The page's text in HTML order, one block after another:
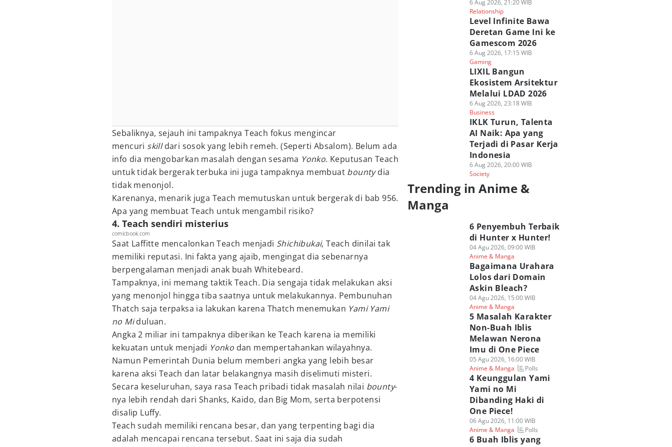
Sebaliknya, sejauh ini tampaknya Teach fokus mengincar
mencuri skilldari sosok yang lebih remeh. (Seperti Absalom). Belum ada
info dia mengobarkan masalah dengan sesama Yonko. Keputusan Teach
untuk tidak bergerak terbuka ini juga tampaknya membuat bountydia
tidak menonjol.
Karenanya, menarik juga Teach memutuskan untuk bergerak di bab 956.
Apa yang membuat Teach untuk mengambil risiko?
4. Teach sendiri misterius
comicbook.com
Saat Laffitte mencalonkan Teach menjadi Shichibukai,Teach dinilai tak
memiliki reputasi. Ini fakta yang ajaib, mengingat dia sebenarnya
berpengalaman menjadi anak buah Whitebeard.
Tampaknya, ini memang taktik Teach. Dia sengaja tidak melakukan aksi
yang menonjol hingga tiba saatnya untuk melakukannya. Pembunuhan
Thatch saja terpaksa ia lakukan karena Thatch menemukan Yami Yami
no Miduluan.
Angka 2 miliar ini tampaknya diberikan ke Teach karena ia memiliki
kekuatan untuk menjadi Yonko dan mempertahankan wilayahnya.
Namun Pemerintah Dunia belum memberi angka yang lebih besar
karena aksi Teach dan latar belakangnya masih diselimuti misteri.
Secara keseluruhan, saya rasa Teach pribadi tidak masalah nilai bounty-
nya lebih rendah dari Shanks, Kaido, dan Big Mom, serta berpotensi
disalip Luffy.
Teach sudah memiliki rencana besar, dan yang terpenting bagi dia
adalah mencapai rencana tersebut. Saat ini saja dia sudah
6 Aug 2026, 21:20 WIB
Relationship
Level Infinite Bawa
Deretan Game Ini ke
Gamescom 2026
6 Aug 2026, 17:15 WIB
Gaming
LIXIL Bangun
Ekosistem Arsitektur
Melalui LDAD 2026
6 Aug 2026, 23:18 WIB
Business
IKLK Turun, Talenta
AI Naik: Apa yang
Terjadi di Pasar Kerja
Indonesia
6 Aug 2026, 20:00 WIB
Society
Trending in Anime &
Manga
6 Penyembuh Terbaik
di Hunter x Hunter!
04 Agu 2026, 09:00 WIB
Anime & Manga
Bagaimana Urahara
Lolos dari Domain
Askin Bleach?
04 Agu 2026, 15:00 WIB
Anime & Manga
5 Masalah Karakter
Non-Buah Iblis
Melawan Nerona
Imu di One Piece
05 Agu 2026, 16:00 WIB
Anime & Manga
Polls
4 Keunggulan Yami
Yami no Mi
Dibanding Haki di
One Piece!
06 Agu 2026, 11:00 WIB
Anime & Manga
Polls
6 Buah Iblis yang